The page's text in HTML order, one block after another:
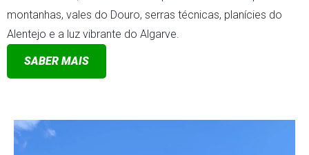
montanhas, vales do Douro, serras técnicas, planícies do
Alentejo e a luz vibrante do Algarve.
SABER MAIS